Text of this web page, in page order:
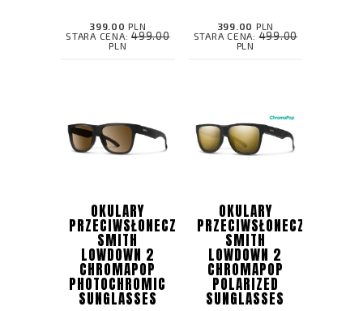
399.00 PLN
STARA CENA: 499.00
PLN
399.00 PLN
STARA CENA:499.00
PLN
OKULARY
PRZECIWSŁONECZNE
SMITH
LOWDOWN 2
CHROMAPOP
PHOTOCHROMIC
SUNGLASSES
OKULARY
PRZECIWSŁONECZNE
SMITH
LOWDOWN 2
CHROMAPOP
POLARIZED
SUNGLASSES